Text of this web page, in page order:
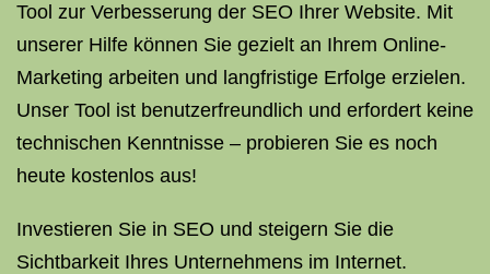
Tool zur Verbesserung der SEO Ihrer Website. Mit
unserer Hilfe können Sie gezielt an Ihrem Online-
Marketing arbeiten und langfristige Erfolge erzielen.
Unser Tool ist benutzerfreundlich und erfordert keine
technischen Kenntnisse – probieren Sie es noch
heute kostenlos aus!
Investieren Sie in SEO und steigern Sie die
Sichtbarkeit Ihres Unternehmens im Internet.